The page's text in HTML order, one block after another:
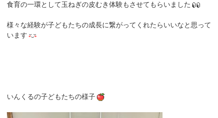
食育の一環として玉ねぎの皮むき体験もさせてもらいました
様々な経験が子どもたちの成長に繋がってくれたらいいなと思って
います
いんくるの子どもたちの様子